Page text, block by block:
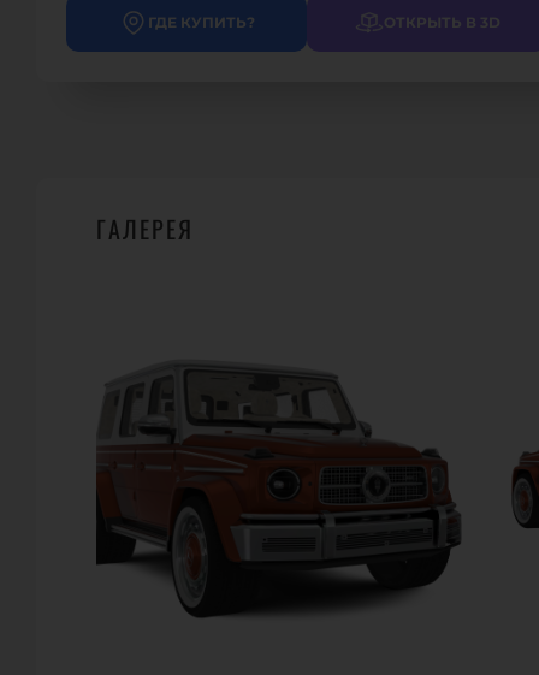
ГДЕ КУПИТЬ? ОТКРЫТЬ В 3D
ГАЛЕРЕЯ
ГДЕ КУПИТЬ?
CARLEX DESIGN
ul. Świerkowicka 41 43-502 Czechowice-Dziedzice Poland
+48 797 357 123